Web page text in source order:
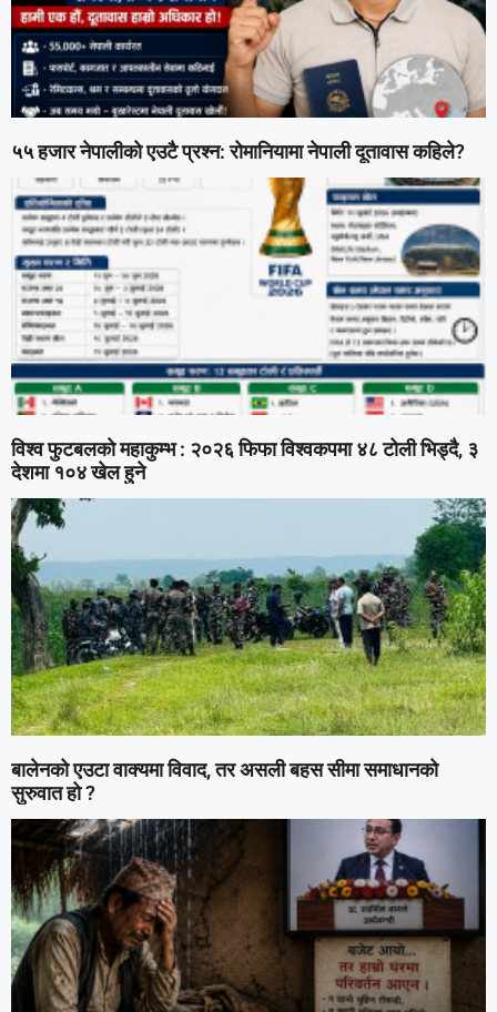
५५ हजार नेपालीको एउटै प्रश्न: रोमानियामा नेपाली दूतावास कहिले?
विश्व फुटबलको महाकुम्भ : २०२६ फिफा विश्वकपमा ४८ टोली भिड्दै, ३
देशमा १०४ खेल हुने
बालेनको एउटा वाक्यमा विवाद, तर असली बहस सीमा समाधानको
सुरुवात हो ?